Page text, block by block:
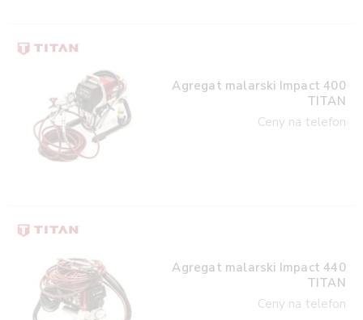
Agregat malarski Impact 400
TITAN
Ceny na telefon
Agregat malarski Impact 440
TITAN
Ceny na telefon